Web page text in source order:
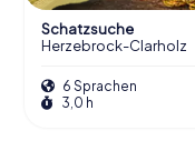
Schatzsuche
Herzebrock-Clarholz
6 Sprachen
3,0 h